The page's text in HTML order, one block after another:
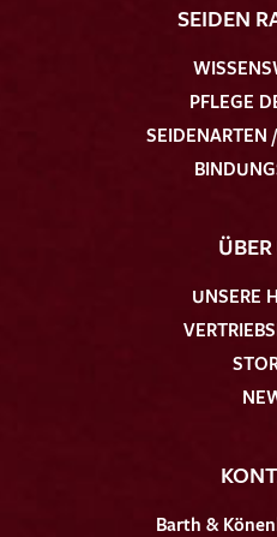
SEIDEN
PFLEGE
SEIDENARTEN
UNSERE
Barth &